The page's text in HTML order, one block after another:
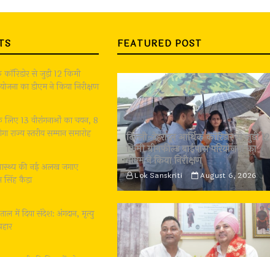
कॉरिडोर से जुड़ी 12 किमी
का डीएम ने किया निरीक्षण
लिए 13 वीरांगनाओं का चयन, 8
राज्य स्तरीय सम्मान समारोह
की नई अलख जगाए
सिंह कैड़ा
में दिया संदेश: अंगदान, मृत्यु
FEATURED POST
दिल्ली-देहरादून आर्थिक कॉरिडोर से जुड़ी 12
किमी ग्रीनफील्ड बाईपास परियोजना का
डीएम ने किया निरीक्षण
Lok Sanskriti August 6, 2026